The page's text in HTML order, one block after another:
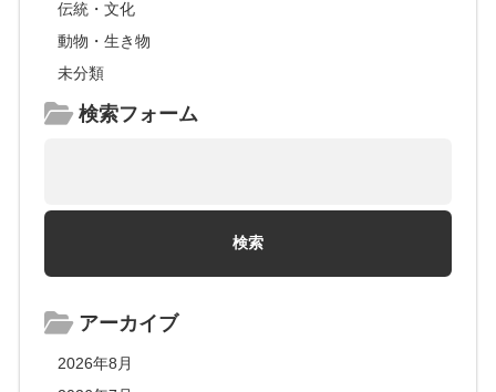
伝統・文化
動物・生き物
未分類
検索フォーム
アーカイブ
2026年8月